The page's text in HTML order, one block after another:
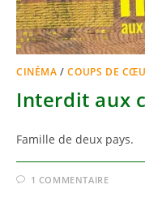
CINÉMA /COUPS DE
Interdit aux
Famille de deux pays.
1 COMMENTAIRE